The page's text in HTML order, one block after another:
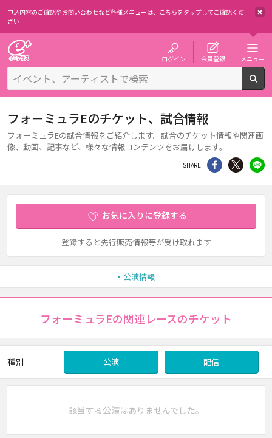
申込内容のご確認やお問い合わせなど各種メニューは、 こちらをタップしてご確認くだ
さい
ログイン 会員登録 メニュー
フォーミュラEのチケット、試合情報
フォーミュラEの試合情報をご紹介します。試合のチケット情報や関連画
像、動画、記事など、様々な情報コンテンツをお届けします。
SHARE シェア Twitter
お気に入りに登録する
登録すると先行販売情報等が受け取れます
公演情報
フォーミュラEの関連レースのチケット
種別 公演 配信
該当する公演はありませんでした。